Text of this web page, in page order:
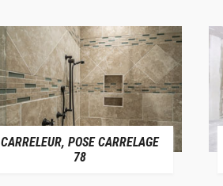
CARRELEUR, POSE CARRELAGE
78